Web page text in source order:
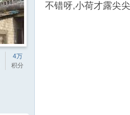
4万
积分
不错呀,小荷才露尖